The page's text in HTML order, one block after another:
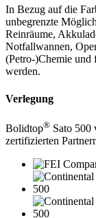
In Bezug auf die
unbegrenzte
Reinräume,
Notfallwannen,
(Petro-)Chemie und
werden.
Verlegung
Bolidtop® Sato 500
zertifizierten